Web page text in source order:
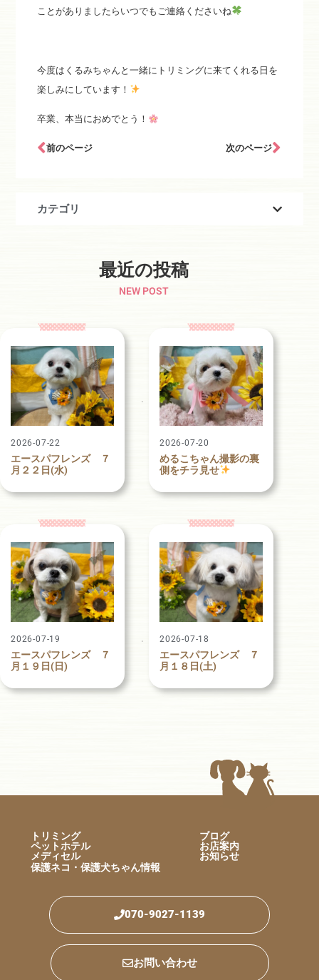
ことがありましたらいつでもご連絡くださいね
今度はくるみちゃんと一緒にトリミングに来てくれる日を
楽しみにしています！
卒業、本当におめでとう！
前のページ 次のページ
カテゴリ
最近の投稿
NEW POST
2026-07-22
エースパフレンズ ７
月２２日(水)
2026-07-20
めるこちゃん撮影の裏
側をチラ見せ
2026-07-19
エースパフレンズ ７
月１９日(日)
2026-07-18
エースパフレンズ ７
月１８日(土)
トリミング
ペットホテル
メディセル
保護ネコ・保護犬ちゃん情報
ブログ
お店案内
お知らせ
070-9027-1139
お問い合わせ